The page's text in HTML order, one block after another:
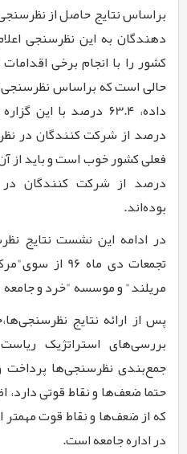
براساس نتایج حاصل از نظرسنجی
دهندگان به این نظرسنجی
کشور را با انجام برخی
حالی است که براساس
داده، ۶3.۴ درصد با این
درصد از شرکت کنندگان در
فعلی کشور خوب است و باید از
درصد از شرکت کنندگان در
بوده‌اند.
در ادامه این نشست نتایج
تجمعات دی ماه 96 از
مریلند" و موسسه "خرد و جامعه
پس از ارائه نتایج
بررسی‌های استراتژیک
جمع‌بندی نظرسنجی‌ها پرداخت
حتما ضعف‌ها و نقاط قوتی دارد،
که از ضعف‌ها و نقاط قوت
در اداره جامعه است.